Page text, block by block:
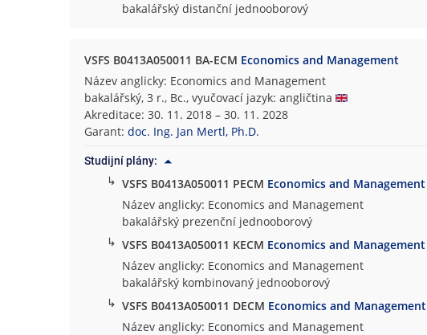
bakalářský distanční jednooborový
VSFS B0413A050011 BA-ECM Economics and Management
Název anglicky: Economics and Management
bakalářský, 3 r., Bc., vyučovací jazyk: angličtina
Akreditace: 30. 11. 2018 – 30. 11. 2028
Garant:doc. Ing. Jan Mertl, Ph.D.
Studijní plány:
↳ VSFS B0413A050011 PECM Economics and Management
Název anglicky: Economics and Management
bakalářský prezenční jednooborový
↳ VSFS B0413A050011 KECM Economics and Management
Název anglicky: Economics and Management
bakalářský kombinovaný jednooborový
↳ VSFS B0413A050011 DECM Economics and Management
Název anglicky: Economics and Management